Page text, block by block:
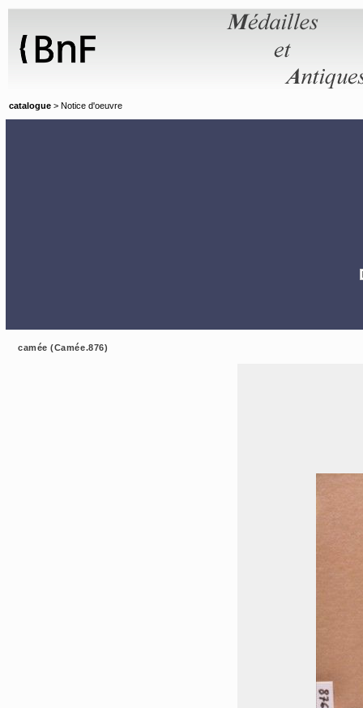
catalogue > Notice d'oeuvre
camée (Camée.876)